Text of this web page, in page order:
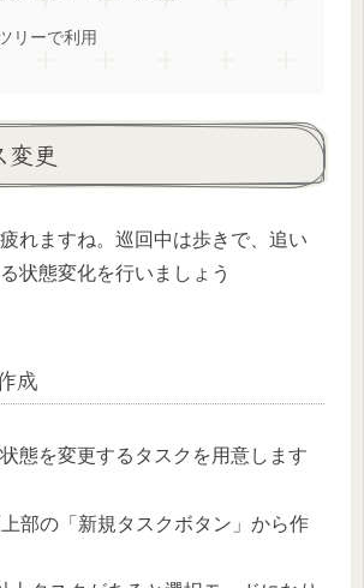
リーで利用
更
れますね。巡回中は歩きで、追い
状態変化を行いましょう
成
態を変更するタスクを用意します
部の「新規タスクボタン」から作